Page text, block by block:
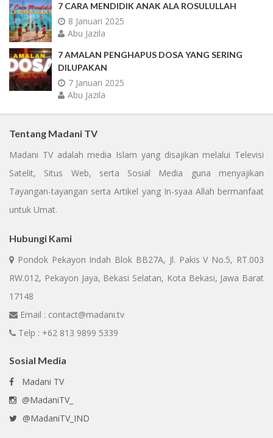
7 CARA MENDIDIK ANAK ALA ROSULULLAH
8 Januari 2025
Abu Jazila
7 AMALAN PENGHAPUS DOSA YANG SERING
DILUPAKAN
7 Januari 2025
Abu Jazila
Tentang Madani TV
Madani TV adalah media Islam yang disajikan melalui Televisi
Satelit, Situs Web, serta Sosial Media guna menyajikan
Tayangan-tayangan serta Artikel yang In-syaa Allah bermanfaat
untuk Umat.
Hubungi Kami
Pondok Pekayon Indah Blok BB27A, Jl. Pakis V No.5, RT.003
RW.012, Pekayon Jaya, Bekasi Selatan, Kota Bekasi, Jawa Barat
17148
Email : contact@madani.tv
Telp : +62 813 9899 5339
Sosial Media
Madani TV
@MadaniTV_
@MadaniTV_IND